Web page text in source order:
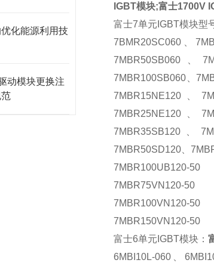
化能源利用技
动模块更换注
IGBT模块;富士1700V
富士7单元IGBT模块型
7BMR20SC060、
7MBR50SB060、
7MBR100SB060、
7MBR15NE120、
7MBR25NE120、
7MBR35SB120、
7MBR50SD120、
7MBR100UB120-50
7MBR75VN120-50
7MBR100VN120-50
7MBR150VN120-50
富士6单元IGBT模块：
6MBI10L-060、